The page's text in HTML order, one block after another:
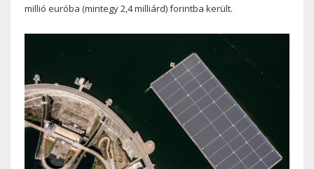
millió euróba (mintegy 2,4 milliárd) forintba került.